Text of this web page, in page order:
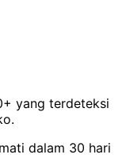
yang terdeteksi
dalam 30 hari